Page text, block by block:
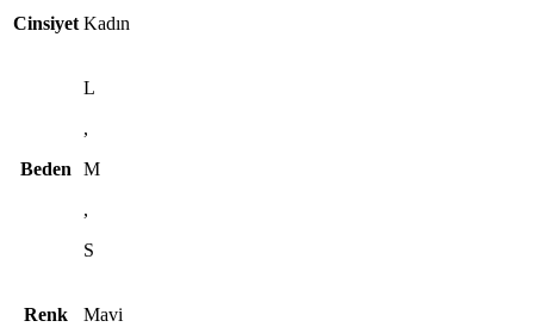
Cinsiyet Kadın
Beden
L
,
M
,
S
Renk Mavi